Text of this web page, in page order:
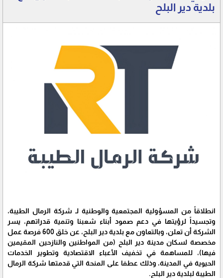
بلدية دير البلح
انطلاقاً من المسؤولية المجتمعية والوطنية لـ شركة الرمال الطيبة،
وتجسيداً لرؤيتها في دعم صمود أبناء شعبنا وتنمية قدراتهم، يسر
الشركة أن تعلن، وبالتعاون مع بلدية دير البلح، عن خلق 600 فرصة عمل
مخصصة لسكان مدينة دير البلح (من المواطنين والنازحين المقيمين
فيها)، للمساهمة في تخفيف الأعباء الاقتصادية وتطوير الخدمات
الحيوية في المدينة، وذلك عطفا على المنحة التي قدمتها شركة الرمال
الطيبة لبلدية دير البلح.